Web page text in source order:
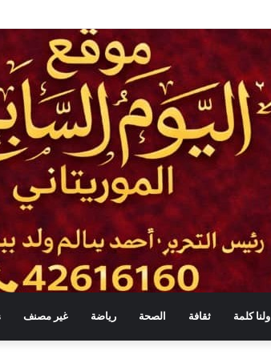
ولنا كلمة ثقافة الصحة رياضة غير مصنف